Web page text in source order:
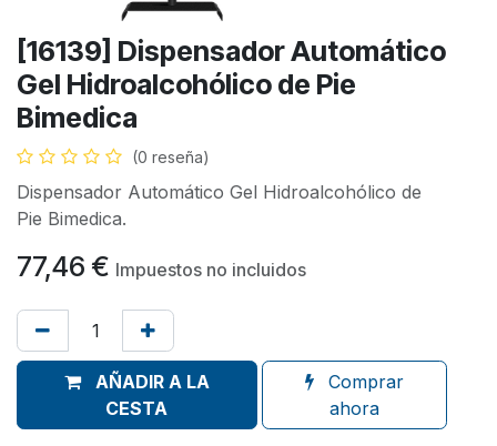
[16139] Dispensador Automático
Gel Hidroalcohólico de Pie
Bimedica
(0 reseña)
Dispensador Automático Gel Hidroalcohólico de
Pie Bimedica.
77,46 € Impuestos no incluidos
AÑADIR A LA
CESTA
Comprar
ahora